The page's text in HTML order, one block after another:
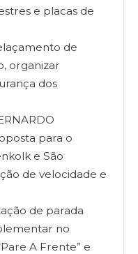
e placas de
de
organizar
dos
para o
e São
de velocidade e
de parada
no
A Frente” e